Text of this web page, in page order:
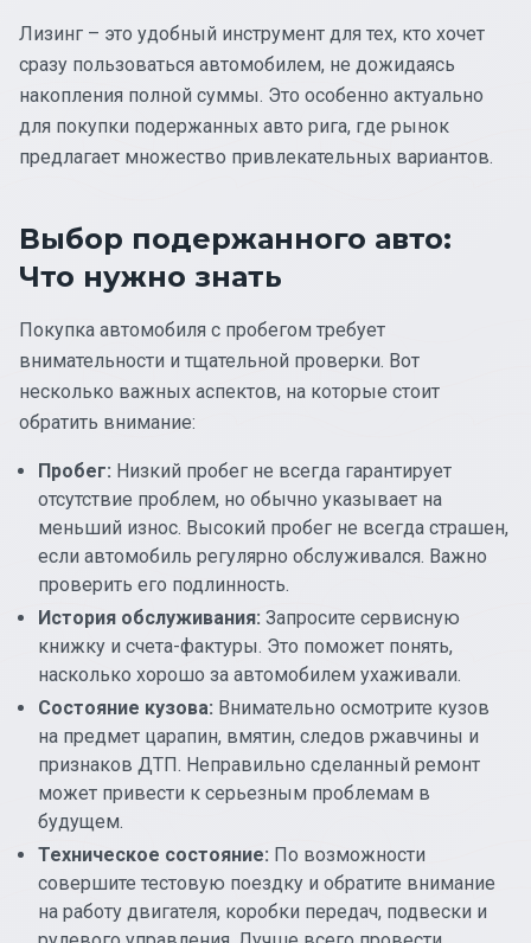
Лизинг – это удобный инструмент для тех, кто хочет
сразу пользоваться автомобилем, не дожидаясь
накопления полной суммы. Это особенно актуально
для покупки подержанных авто рига, где рынок
предлагает множество привлекательных вариантов.
Выбор подержанного авто:
Что нужно знать
Покупка автомобиля с пробегом требует
внимательности и тщательной проверки. Вот
несколько важных аспектов, на которые стоит
обратить внимание:
Пробег: Низкий пробег не всегда гарантирует
отсутствие проблем, но обычно указывает на
меньший износ. Высокий пробег не всегда страшен,
если автомобиль регулярно обслуживался. Важно
проверить его подлинность.
История обслуживания: Запросите сервисную
книжку и счета-фактуры. Это поможет понять,
насколько хорошо за автомобилем ухаживали.
Состояние кузова: Внимательно осмотрите кузов
на предмет царапин, вмятин, следов ржавчины и
признаков ДТП. Неправильно сделанный ремонт
может привести к серьезным проблемам в
будущем.
Техническое состояние: По возможности
совершите тестовую поездку и обратите внимание
на работу двигателя, коробки передач, подвески и